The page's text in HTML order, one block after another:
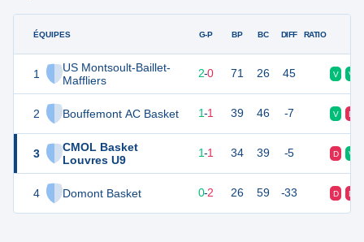
ÉQUIPES
1
US Montsoult-Baillet-
Maffliers
2 Bouffemont AC Basket
3
CMOL Basket
Louvres U9
4 Domont Basket
G-P BP BC DIFF RATIO
4 2-0 71 26 45 V V
2 2 1-1 39 46 -7 V D
1-1 34 39 -5 D V
0-2 26 59 -33 D D